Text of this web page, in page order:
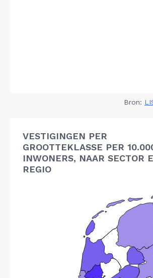
Bron:
VESTIGINGEN PER
GROOTTEKLASSE PER
INWONERS, NAAR SECTOR
REGIO